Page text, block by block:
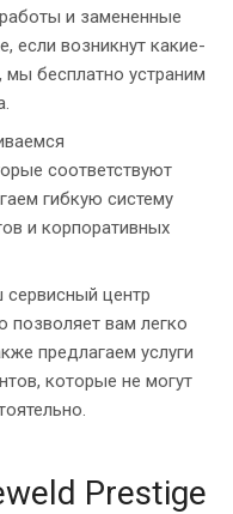
и замененные
если возникнут какие-
бесплатно устраним
соответствуют
гибкую систему
и корпоративных
центр
позволяет вам легко
предлагаем услуги
которые не могут
Prestige